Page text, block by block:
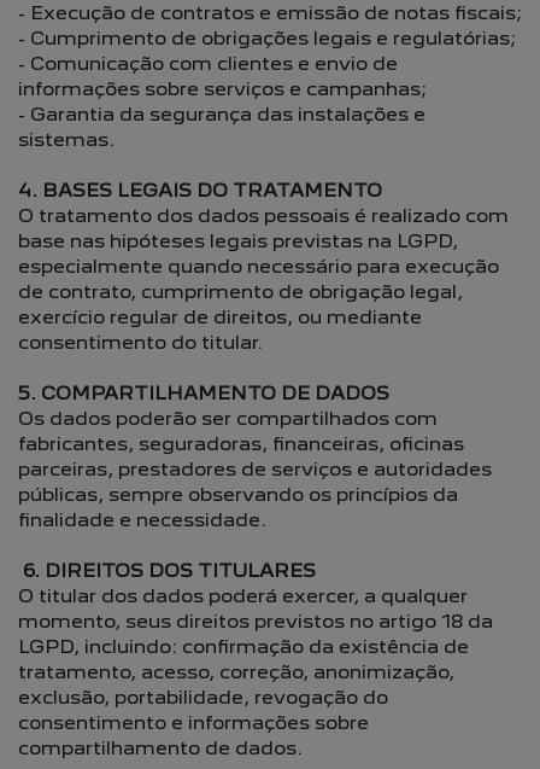
- Execução de contratos e emissão de notas fiscais;
- Cumprimento de obrigações legais e regulatórias;
- Comunicação com clientes e envio de
informações sobre serviços e campanhas;
- Garantia da segurança das instalações e
sistemas.
4. BASES LEGAIS DO TRATAMENTO
O tratamento dos dados pessoais é realizado com
base nas hipóteses legais previstas na LGPD,
especialmente quando necessário para execução
de contrato, cumprimento de obrigação legal,
exercício regular de direitos, ou mediante
consentimento do titular.
5. COMPARTILHAMENTO DE DADOS
Os dados poderão ser compartilhados com
fabricantes, seguradoras, financeiras, oficinas
parceiras, prestadores de serviços e autoridades
públicas, sempre observando os princípios da
finalidade e necessidade.
6. DIREITOS DOS TITULARES
O titular dos dados poderá exercer, a qualquer
momento, seus direitos previstos no artigo 18 da
LGPD, incluindo: confirmação da existência de
tratamento, acesso, correção, anonimização,
exclusão, portabilidade, revogação do
consentimento e informações sobre
compartilhamento de dados.